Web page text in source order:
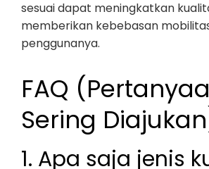
sesuai dapat meningkatkan
memberikan kebebasan
penggunanya.
FAQ
Sering
1. Apa saja jenis